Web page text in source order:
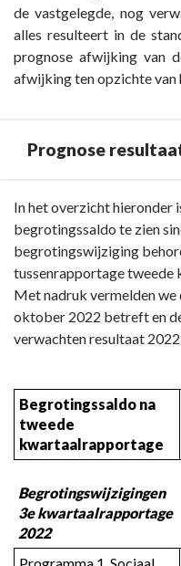
tabellen
de vastgelegde, nog
alles resulteert in de
prognose afwijking van
afwijking ten opzichte van
Prognose
Terug
naar
navigatie
Inleiding
Prognose
In het overzicht hieronder
begrotingssaldo te zien
begrotingswijziging
tussenrapportage tweede
Met nadruk vermelden
oktober 2022 betreft en
verwachten resultaat 2022.
Begrotingssaldo na
tweede
kwartaalrapportage
Begrotingswijzigingen
3e kwartaalrapportage
2022